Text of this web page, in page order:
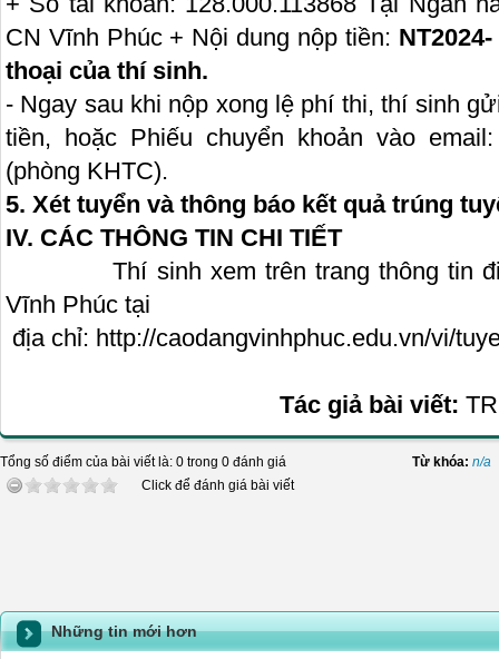
CN Vĩnh Phúc + Nội dung nộp tiền:
thoại của thí sinh.
- Ngay sau khi nộp xong lệ phí thi, thí sinh
tiền, hoặc Phiếu chuyển khoản vào
(phòng KHTC).
5. Xét tuyển và thông báo kết quả trúng
IV. CÁC THÔNG TIN CHI TIẾT
Thí sinh xem trên trang thông tin
Vĩnh Phúc tại
địa chỉ: http://caodangvinhphuc.edu.vn/vi/
Tác giả bài viết:
Tổng số điểm của bài viết là: 0 trong 0 đánh giá
Click để đánh giá bài viết
Từ khóa: n/a
Những tin mới hơn